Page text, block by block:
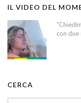
IL VIDEO DEL
con due
CERCA